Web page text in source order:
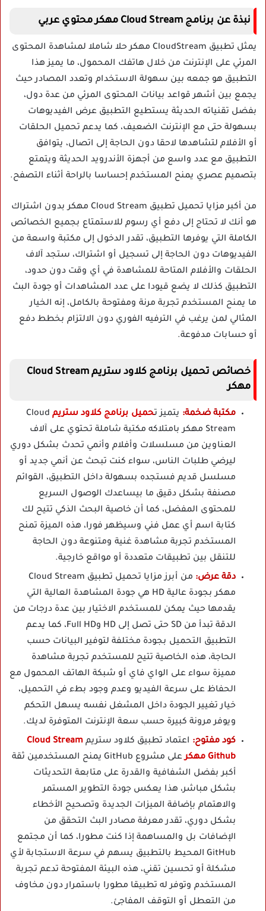
نبذة عن برنامج Cloud Stream مهكر محتوي عربي
يمثل تطبيق CloudStream مهكر حلا شاملا لمشاهدة المحتوى
المرئي على الإنترنت من خلال هاتفك المحمول، ما يميز هذا
التطبيق هو جمعه بين سهولة الاستخدام وتعدد المصادر حيث
يجمع بين أشهر قواعد بيانات المحتوى المرئي من عدة دول،
بفضل تقنياته الحديثة يستطيع التطبيق عرض الفيديوهات
بسهولة حتى مع الإنترنت الضعيف، كما يدعم تحميل الحلقات
أو الأفلام لتشاهدها لاحقا دون الحاجة إلى اتصال، يتوافق
التطبيق مع عدد واسع من أجهزة الأندرويد الحديثة ويتمتع
بتصميم عصري يمنح المستخدم إحساسا بالراحة أثناء التصفح.
من أكبر مزايا تحميل تطبيق Cloud Stream مهكر بدون اشتراك
هو أنك لا تحتاج إلى دفع أي رسوم للاستمتاع بجميع الخصائص
الكاملة التي يوفرها التطبيق، تقدر الدخول إلى مكتبة واسعة من
الفيديوهات دون الحاجة إلى تسجيل أو اشتراك، ستجد آلاف
الحلقات والأفلام المتاحة للمشاهدة في أي وقت دون حدود،
التطبيق كذلك لا يضع قيودا على عدد المشاهدات أو جودة البث
ما يمنح المستخدم تجربة مرنة ومفتوحة بالكامل، إنه الخيار
المثالي لمن يرغب في الترفيه الفوري دون الالتزام بخطط دفع
أو حسابات مدفوعة.
خصائص تحميل برنامج كلاود ستريم Cloud Stream
مهكر
مكتبة ضخمة: يتميز تحميل برنامج كلاود ستريم Cloud
Stream مهكر بامتلاكه مكتبة شاملة تحتوي على آلاف
العناوين من مسلسلات وأفلام وأنمي تحدث بشكل دوري
ليرضي طلبات الناس، سواء كنت تبحث عن أنمي جديد أو
مسلسل قديم فستجده بسهولة داخل التطبيق، القوائم
مصنفة بشكل دقيق ما بيساعدك الوصول السريع
للمحتوى المفضل، كما أن خاصية البحث الذكي تتيح لك
كتابة اسم أي عمل فني وسيظهر فورا، هذه الميزة تمنح
المستخدم تجربة مشاهدة غنية ومتنوعة دون الحاجة
للتنقل بين تطبيقات متعددة أو مواقع خارجية.
دقة عرض:
من أبرز مزايا تحميل تطبيق Cloud Stream
مهكر بجودة عالية HD هي جودة المشاهدة العالية التي
يقدمها حيث يمكن للمستخدم الاختيار بين عدة درجات من
الدقة تبدأ من SD حتى تصل إلى HD وFull HD، كما يدعم
التطبيق التحميل بجودة مختلفة لتوفير البيانات حسب
الحاجة، هذه الخاصية تتيح للمستخدم تجربة مشاهدة
مميزة سواء على الواي فاي أو شبكة الهاتف المحمول مع
الحفاظ على سرعة الفيديو وعدم وجود بطء في التحميل،
خيار تغيير الجودة داخل المشغل نفسه يسهل التحكم
ويوفر مرونة كبيرة حسب سعة الإنترنت المتوفرة لديك.
كود مفتوح: اعتماد تطبيق كلاود ستريم Cloud Stream
Github مهكر
على مشروع GitHub يمنح المستخدمين ثقة
أكبر بفضل الشفافية والقدرة على متابعة التحديثات
بشكل مباشر، هذا يعكس جودة التطوير المستمر
والاهتمام بإضافة الميزات الجديدة وتصحيح الأخطاء
بشكل دوري، تقدر معرفة مصادر البث التحقق من
الإضافات بل والمساهمة إذا كنت مطورا، كما أن مجتمع
GitHub المحيط بالتطبيق يسهم في سرعة الاستجابة لأي
مشكلة أو تحسين تقني، هذه البيئة المفتوحة تدعم تجربة
المستخدم وتوفر له تطبيقا مطورا باستمرار دون مخاوف
من التعطل أو التوقف المفاجئ.